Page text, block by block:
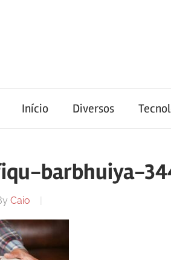
Início Diversos
barbhuiya-
Caio